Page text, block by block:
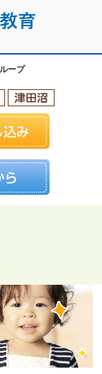
ープ